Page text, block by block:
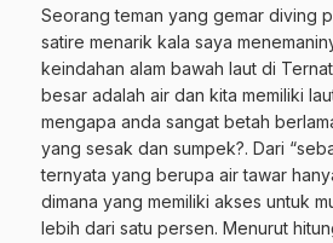
Seorang teman yang gemar diving
satire menarik kala saya
keindahan alam bawah laut di
besar adalah air dan kita memiliki
mengapa anda sangat betah
yang sesak dan sumpek?. Dari
ternyata yang berupa air tawar
dimana yang memiliki akses untuk
lebih dari satu persen. Menurut